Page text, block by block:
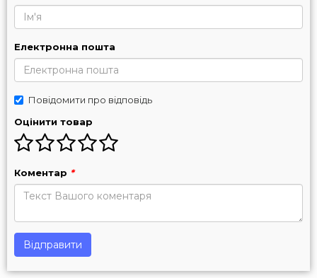
Електронна пошта
Повідомити про відповідь
Оцінити товар
Коментар *
Відправити